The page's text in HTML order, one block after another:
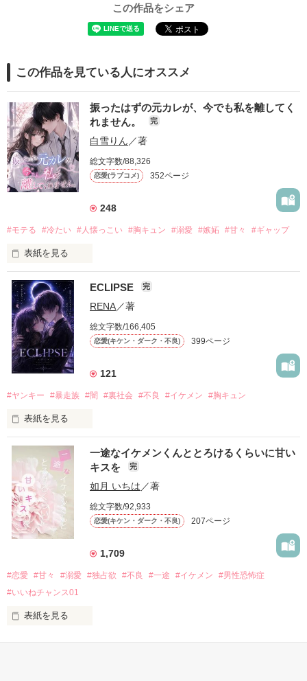
この作品をシェア
この作品を見ている人にオススメ
振ったはずの元カレが、今でも私を離してく
れません。
完
白雪りん ／著
総文字数/88,326
恋愛(ラブコメ) 352ページ
248
#モテる #冷たい #人懐っこい #胸キュン #溺愛 #嫉妬 #甘々 #ギャップ
表紙を見る
「好きだったから、別れを選んだ。」
モテる人を好きになるのが怖かった。
だから私は、中学時代に大好きだった彼を自分から振った。
もう会うことはないと思っていたのに、
高校生になって再会した彼は、隣の学校で”王子様”と呼ばれる
他の女の子には冷たいのに
私にだけ昔と変わらない笑顔を向けてくる。
「澪ちゃん。」
それは止まっていた恋が再び動き始める合図──。
✨.ﾟ･*..☆.｡.:*✨.☆.｡.:. *:ﾟ✨.ﾟ･*..☆.｡.:*✨
冴木澪-SaekiMio
篠宮光-ShinomiyaHikaru
ECLIPSE 完
RENA／著
総文字数/166,405
恋愛(キケン・ダーク・不良) 399ページ
121
#ヤンキー #暴走族 #闇 #裏社会 #不良 #イケメン #胸キュン
表紙を見る
表紙画像はAIです
作品を読む
一途なイケメンくんととろけるくらいに甘い
キスを
完
如月 いちは ／著
総文字数/92,933
恋愛(キケン・ダーク・不良) 207ページ
1,709
#恋愛 #甘々 #溺愛 #独占欲 #不良 #一途 #イケメン
#男性恐怖症
#いいねチャンス01
表紙を見る